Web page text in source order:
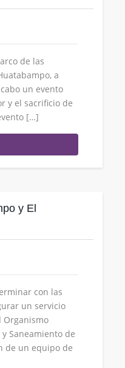
de las
a
un evento
y el sacrificio de
[…]
y El
con las
un servicio
Organismo
Saneamiento de
de un equipo de